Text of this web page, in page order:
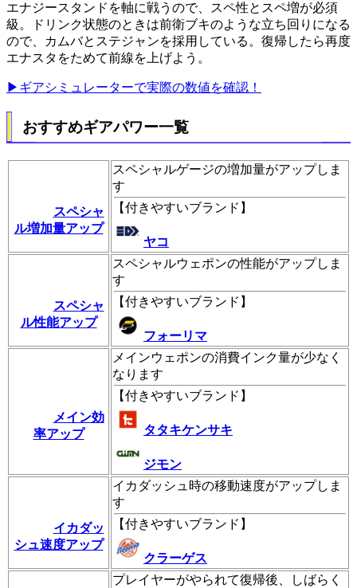
エナジースタンドを軸に戦うので、スペ性とスペ増が必須
級。ドリンク状態のときは前衛ブキのような立ち回りになる
ので、カムバとステジャンを採用している。復帰したら再度
エナスタをためて前線を上げよう。
▶ギアシミュレーターで実際の数値を確認！
おすすめギアパワー一覧
スペシャ
ル増加量アップ
スペシャルゲージの増加量がアップしま
す
【付きやすいブランド 】
ヤコ
スペシャ
ル性能アップ
スペシャルウェポンの性能がアップしま
す
【付きやすいブランド 】
フォーリマ
メイン効
率アップ
メインウェポンの消費インク量が少なく
なります
【付きやすいブランド 】
タタキケンサキ
ジモン
イカダッ
シュ速度アップ
イカダッシュ時の移動速度がアップしま
す
【付きやすいブランド 】
クラーゲス
プレイヤーがやられて復帰後、しばらく